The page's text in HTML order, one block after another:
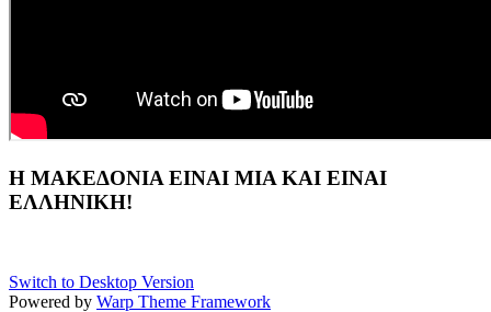
Η ΜΑΚΕΔΟΝΙΑ ΕΙΝΑΙ ΜΙΑ ΚΑΙ ΕΙΝΑΙ
ΕΛΛΗΝΙΚΗ!
Switch to Desktop Version
Powered by Warp Theme Framework